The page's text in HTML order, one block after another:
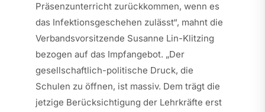
Präsenzunterricht zurückkommen, wenn es
das Infektionsgeschehen zulässt“, mahnt die
Verbandsvorsitzende Susanne Lin-Klitzing
bezogen auf das Impfangebot. „Der
gesellschaftlich-politische Druck, die
Schulen zu öffnen, ist massiv. Dem trägt die
jetzige Berücksichtigung der Lehrkräfte erst